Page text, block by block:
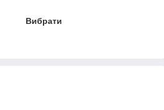
Вибрати